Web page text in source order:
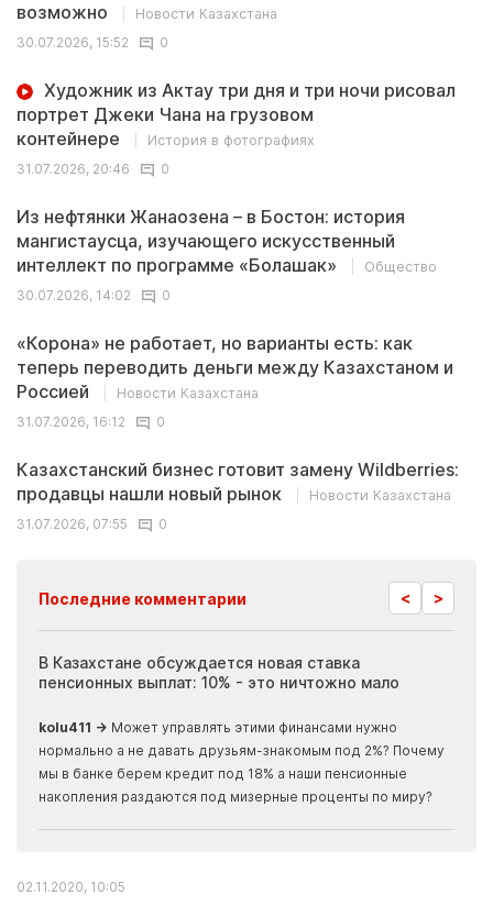
возможно
Новости Казахстана
30.07.2026, 15:52
0
Художник из Актау три дня и три ночи рисовал
портрет Джеки Чана на грузовом
контейнере
История в фотографиях
31.07.2026, 20:46
0
Из нефтянки Жанаозена – в Бостон: история
мангистаусца, изучающего искусственный
интеллект по программе «Болашак»
Общество
30.07.2026, 14:02
0
«Корона» не работает, но варианты есть: как
теперь переводить деньги между Казахстаном и
Россией
Новости Казахстана
31.07.2026, 16:12
0
Казахстанский бизнес готовит замену Wildberries:
продавцы нашли новый рынок
Новости Казахстана
31.07.2026, 07:55
0
Последние комментарии < >
В Казахстане обсуждается новая ставка
пенсионных выплат: 10% - это ничтожно мало
kolu411 → Может управлять этими финансами нужно
нормально а не давать друзьям-знакомым под 2%? Почему
мы в банке берем кредит под 18% а наши пенсионные
накопления раздаются под мизерные проценты по миру?
02.11.2020, 10:05